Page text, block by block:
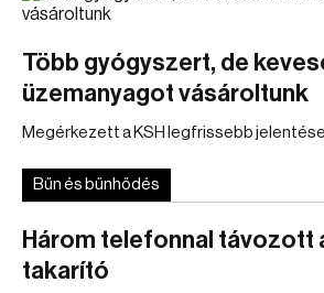
Több gyógyszert, de
üzemanyagot vásároltunk
Megérkezett a KSH legfrissebb
Bűn és bűnhődés
Három telefonnal távozott
takarító